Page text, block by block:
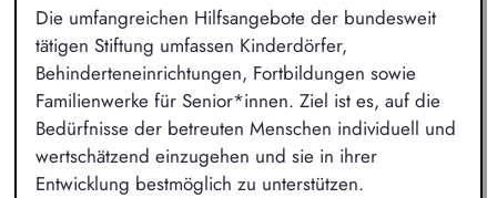
Die umfangreichen Hilfsangebote der bundesweit
tätigen Stiftung umfassen Kinderdörfer,
Behinderteneinrichtungen, Fortbildungen sowie
Familienwerke für Senior*innen. Ziel ist es, auf die
Bedürfnisse der betreuten Menschen individuell und
wertschätzend einzugehen und sie in ihrer
Entwicklung bestmöglich zu unterstützen.